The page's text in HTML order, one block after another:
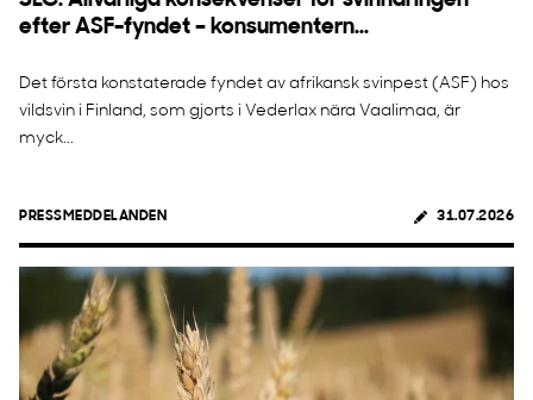
efter ASF-fyndet – konsumentern...
Det första konstaterade fyndet av afrikansk svinpest (ASF) hos
vildsvin i Finland, som gjorts i Vederlax nära Vaalimaa, är
myck...
PRESSMEDDELANDEN 31.07.2026